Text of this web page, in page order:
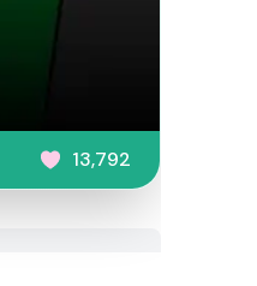
13,792